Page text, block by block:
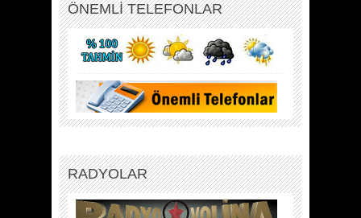
ÖNEMLİ TELEFONLAR
RADYOLAR